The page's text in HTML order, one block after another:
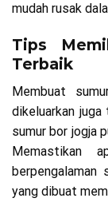
mudah rusak
Tips
Terbaik
Membuat
dikeluarkan
sumur bor jogja
Memastikan
yang dibuat